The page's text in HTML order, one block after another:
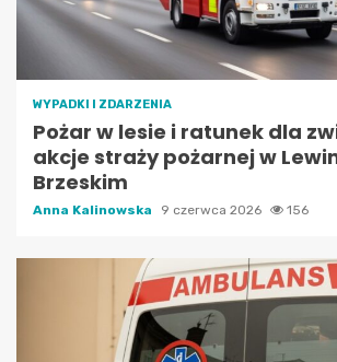
WYPADKI I ZDARZENIA
Pożar w lesie i ratunek dla
akcje straży pożarnej w
Brzeskim
Anna Kalinowska 9 czerwca 2026 156